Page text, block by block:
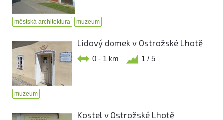
městská architektura muzeum
Lidový domek v Ostrožské Lhotě
0 - 1 km 1 / 5
muzeum
Kostel v Ostrožské Lhotě